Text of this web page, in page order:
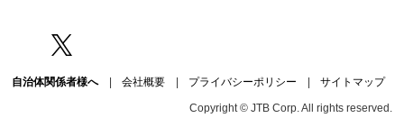
Facebook
自治体関係者様へ| 会社概要 プライバシーポリシー サイトマップ
Copyright © JTB Corp. All rights reserved.